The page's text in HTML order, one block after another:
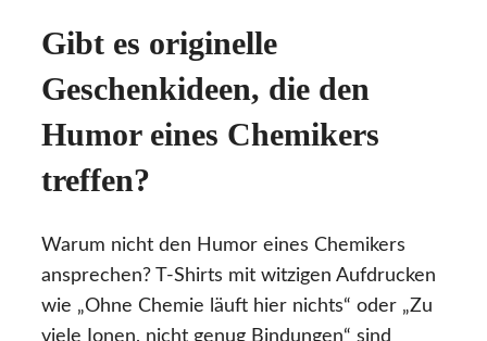
Gibt es originelle
Geschenkideen, die den
Humor eines Chemikers
treffen?
Warum nicht den Humor eines Chemikers
ansprechen? T-Shirts mit witzigen Aufdrucken
wie „Ohne Chemie läuft hier nichts“ oder „Zu
viele Ionen, nicht genug Bindungen“ sind